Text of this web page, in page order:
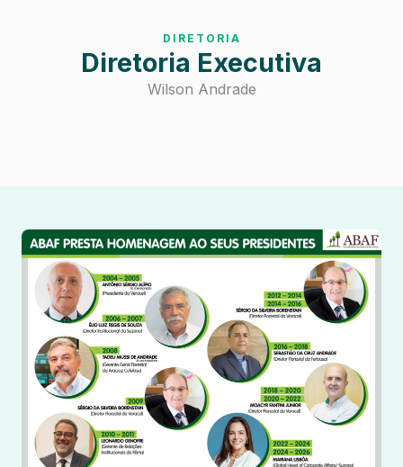
DIRETORIA
Diretoria Executiva
Wilson Andrade